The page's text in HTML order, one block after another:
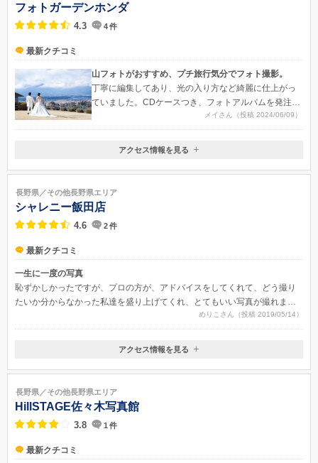
フォトガーデンホンダ
4.3 4件
最新クチコミ
山フォトがおすすめ、プチ旅行気分でフォト撮影。
丁寧に編集してあり、光の入り方など綺麗に仕上がっ
ていました。CDケースつき、フォトアルバムを発注し
ましたが、上手く編集されてました。メイさん（投稿 2024/06/09）
長野県駒ヶ根市飯坂1-7-3
アクセス情報を見る
長野県／その他長野県エリア
シャレニー飯田店
4.6 2件
最新クチコミ
一生に一度の写真
恥ずかしかったですが、プロの方が、アドバイスをしてくれて、どう撮り
たいか分からなかった私達を盛り上げてくれ、とてもいい写真が撮れまし
た。撮った写真は、多く、どれも選びたいくらい綺麗に撮ってもらいまし
た。
めりこさん（投稿 2019/05/14）
長野県飯田市座光寺5819−2
アクセス情報を見る
長野県／その他長野県エリア
HillSTAGE佐々木写真館
3.8 1 件
最新クチコミ